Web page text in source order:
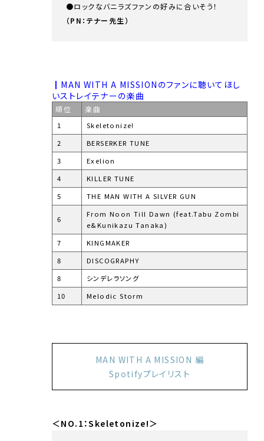
●ロックなバニラズファンの好みに合いそう！
（PN：テナー先生）
┃MAN WITH A MISSIONのファンに聴いてほし
いストレイテナーの楽曲
順位 楽曲
1
Skeletonize!
2
BERSERKER TUNE
3
Exelion
4
KILLER TUNE
5
THE MAN WITH A SILVER GUN
6
From Noon Till Dawn (feat.Tabu Zombi
e&Kunikazu Tanaka)
7
KINGMAKER
8
DISCOGRAPHY
8
シンデレラソング
10
Melodic Storm
MAN WITH A MISSION 編
Spotifyプレイリスト
＜NO.1：Skeletonize!＞